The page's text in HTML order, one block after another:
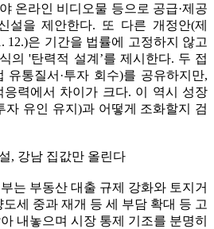
온라인 비디오물 등으로 공급·제공
설을 제안한다. 또 다른 개정안(제
12.)은 기간을 법률에 고정하지 않고
의 '탄력적 설계’를 제시한다. 두 접
유통질서·투자 회수)를 공유하지만,
력에서 차이가 크다. 이 역시 성장
자 유인 유지)과 어떻게 조화할지 검
, 강남 집값만 올린다
는 부동산 대출 규제 강화와 토지거
세 중과 재개 등 세 부담 확대 등 고
내놓으며 시장 통제 기조를 분명히